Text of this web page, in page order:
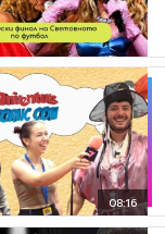
08:16